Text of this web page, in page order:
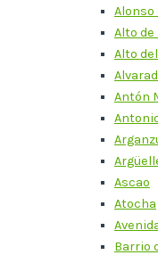
Alto
Alto
Antón
Ascao
Atocha
Barrio